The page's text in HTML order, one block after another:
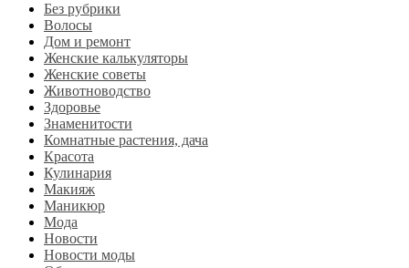
Без рубрики
Волосы
Дом и ремонт
Женские калькуляторы
Женские советы
Животноводство
Здоровье
Знаменитости
Комнатные растения, дача
Красота
Кулинария
Макияж
Маникюр
Мода
Новости
Новости моды